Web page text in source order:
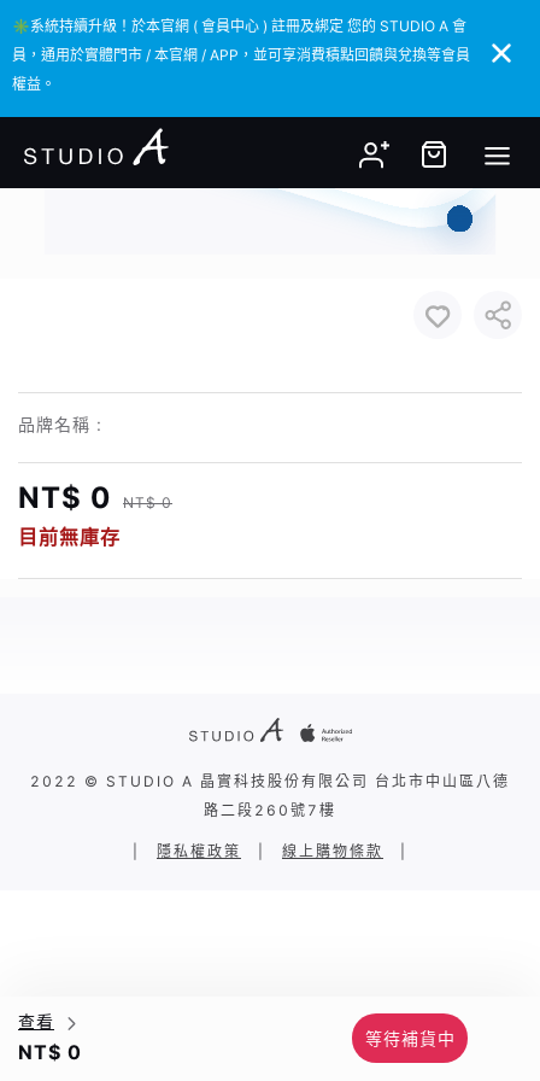
✳️系統持續升級！於本官網 ( 會員中心 ) 註冊及綁定 您的 STUDIO A 會
員，通用於實體門市 / 本官網 / APP，並可享消費積點回饋與兌換等會員
權益。
✳️系統持續升級！於本官網 ( 會員中心 ) 註冊及綁定 您的 STUDIO A 會
員，通用於實體門市 / 本官網 / APP，並可享消費積點回饋與兌換等會員
權益。
品牌名稱 :
NT$ 0 NT$ 0
目前無庫存
查看
NT$ 0
等待補貨中
2022 © STUDIO A 晶實科技股份有限公司 台北市中山區八德
路二段260號7樓
隱私權政策 線上購物條款